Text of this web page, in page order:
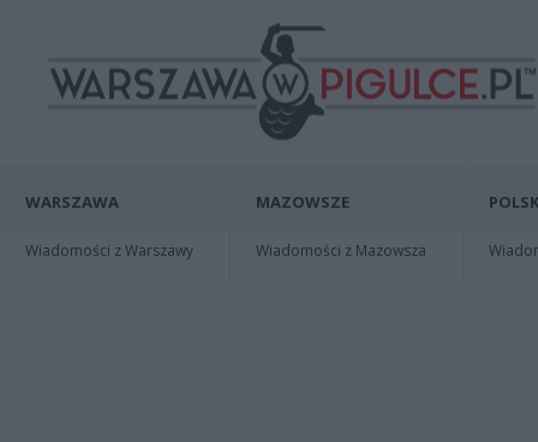
WARSZAWA
Wiadomości z Warszawy
MAZOWSZE
Wiadomości z Mazowsza